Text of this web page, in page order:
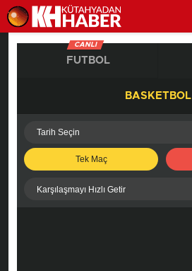
CANLI
FUTBOL
BASKETBOL
Tarih Seçin
Tek Maç